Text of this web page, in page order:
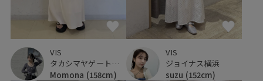
VIS
タカシマヤゲートタワーモール
Momona (158cm)
VIS
ジョイナス横浜
suzu (152cm)